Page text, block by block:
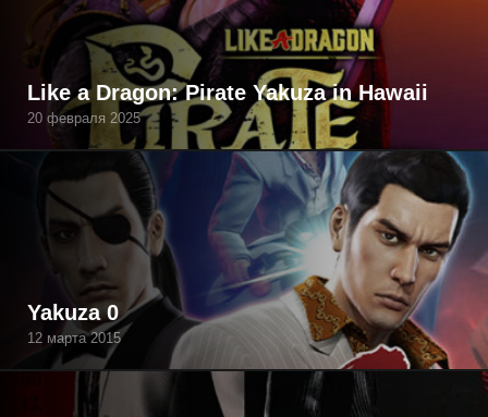
Like a Dragon: Pirate Yakuza in Hawaii
20 февраля 2025
Yakuza 0
12 марта 2015